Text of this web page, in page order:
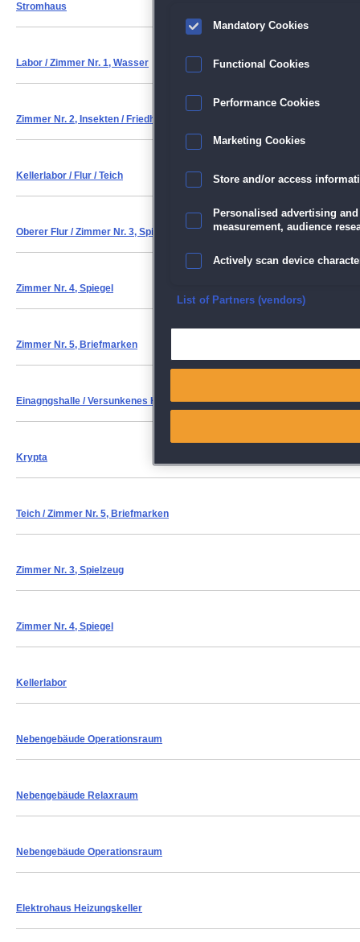
Stromhaus
Labor / Zimmer Nr. 1, Wasser
Zimmer Nr. 2, Insekten / Friedhof
Kellerlabor / Flur / Teich
Oberer Flur / Zimmer Nr. 3, Spielzeug / Labor
Zimmer Nr. 4, Spiegel
Zimmer Nr. 5, Briefmarken
Einagngshalle / Versunkenes Haus
Krypta
Teich / Zimmer Nr. 5, Briefmarken
Zimmer Nr. 3, Spielzeug
Zimmer Nr. 4, Spiegel
Kellerlabor
Nebengebäude Operationsraum
Nebengebäude Relaxraum
Nebengebäude Operationsraum
Elektrohaus Heizungskeller
Mandatory Cookies
Functional Cookies
Performance Cookies
Marketing Cookies
Store and/or access
Personalised advertising
measurement, audience
Actively scan device
Ensure security, prevent
List of Partners (vendors)